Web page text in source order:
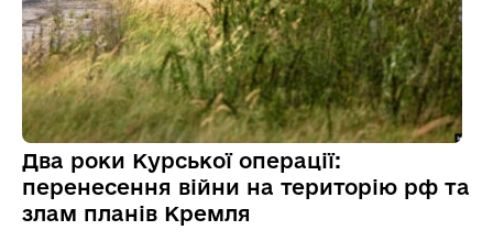
Два роки Курської операції:
перенесення війни на територію рф та
злам планів Кремля